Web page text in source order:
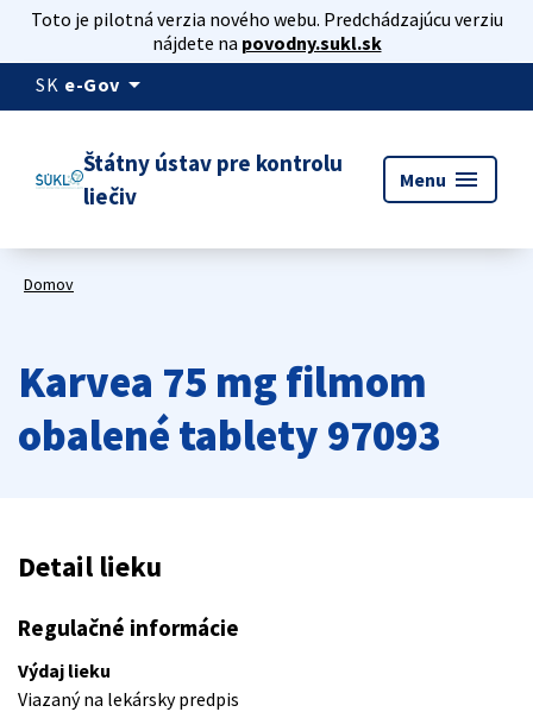
Toto je pilotná verzia nového webu. Predchádzajúcu verziu
nájdete na povodny.sukl.sk
SK e-Gov arrow_drop_down
Štátny ústav pre kontrolu
liečiv
Menu menu
Domov
Karvea 75 mg filmom
obalené tablety 97093
Detail lieku
Regulačné informácie
Výdaj lieku
Viazaný na lekársky predpis